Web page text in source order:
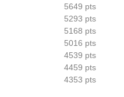
5649 pts
5293 pts
5168 pts
5016 pts
4539 pts
4459 pts
4353 pts